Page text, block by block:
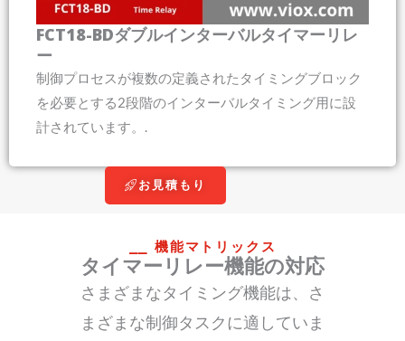
FCT18-BDダブルインターバルタイマーリレ
ー
制御プロセスが複数の定義されたタイミングブロック
を必要とする2段階のインターバルタイミング用に設
計されています。.
お見積もり
⎯⎯ 機能マトリックス
タイマーリレー機能の対応
さまざまなタイミング機能は、さ
まざまな制御タスクに適していま